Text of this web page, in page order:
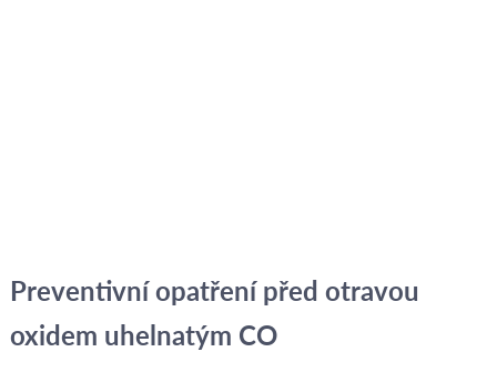
Preventivní opatření před otravou
oxidem uhelnatým CO